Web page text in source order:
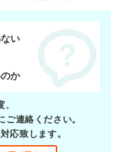
い
か
ご連絡ください。
応致します。